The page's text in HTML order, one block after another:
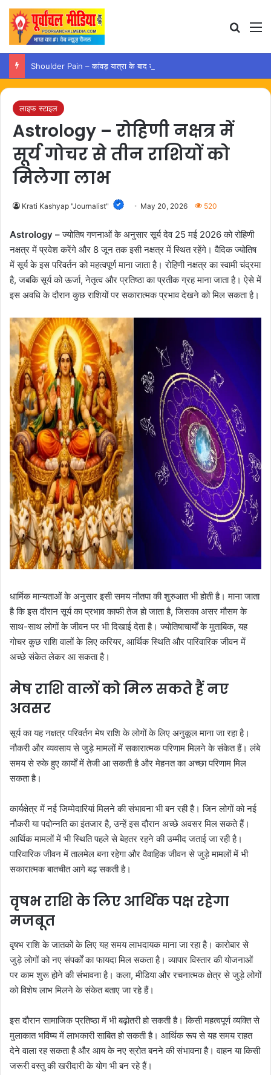
लाइफ स्टाइल
Astrology – रोहिणी नक्षत्र में
सूर्य गोचर से तीन राशियों को
मिलेगा लाभ
Krati Kashyap "Journalist" May 20, 2026 520
Astrology –ज्योतिष गणनाओं के अनुसार सूर्य देव 25 मई 2026 को रोहिणी
नक्षत्र में प्रवेश करेंगे और 8 जून तक इसी नक्षत्र में स्थित रहेंगे। वैदिक ज्योतिष
में सूर्य के इस परिवर्तन को महत्वपूर्ण माना जाता है। रोहिणी नक्षत्र का स्वामी चंद्रमा
है, जबकि सूर्य को ऊर्जा, नेतृत्व और प्रतिष्ठा का प्रतीक ग्रह माना जाता है। ऐसे में
इस अवधि के दौरान कुछ राशियों पर सकारात्मक प्रभाव देखने को मिल सकता है।
धार्मिक मान्यताओं के अनुसार इसी समय नौतपा की शुरुआत भी होती है। माना जाता
है कि इस दौरान सूर्य का प्रभाव काफी तेज हो जाता है, जिसका असर मौसम के
साथ-साथ लोगों के जीवन पर भी दिखाई देता है। ज्योतिषाचार्यों के मुताबिक, यह
गोचर कुछ राशि वालों के लिए करियर, आर्थिक स्थिति और पारिवारिक जीवन में
अच्छे संकेत लेकर आ सकता है।
मेष राशि वालों को मिल सकते हैं नए
अवसर
सूर्य का यह नक्षत्र परिवर्तन मेष राशि के लोगों के लिए अनुकूल माना जा रहा है।
नौकरी और व्यवसाय से जुड़े मामलों में सकारात्मक परिणाम मिलने के संकेत हैं। लंबे
समय से रुके हुए कार्यों में तेजी आ सकती है और मेहनत का अच्छा परिणाम मिल
सकता है।
कार्यक्षेत्र में नई जिम्मेदारियां मिलने की संभावना भी बन रही है। जिन लोगों को नई
नौकरी या पदोन्नति का इंतजार है, उन्हें इस दौरान अच्छे अवसर मिल सकते हैं।
आर्थिक मामलों में भी स्थिति पहले से बेहतर रहने की उम्मीद जताई जा रही है।
पारिवारिक जीवन में तालमेल बना रहेगा और वैवाहिक जीवन से जुड़े मामलों में भी
सकारात्मक बातचीत आगे बढ़ सकती है।
वृषभ राशि के लिए आर्थिक पक्ष रहेगा
मजबूत
वृषभ राशि के जातकों के लिए यह समय लाभदायक माना जा रहा है। कारोबार से
जुड़े लोगों को नए संपर्कों का फायदा मिल सकता है। व्यापार विस्तार की योजनाओं
पर काम शुरू होने की संभावना है। कला, मीडिया और रचनात्मक क्षेत्र से जुड़े लोगों
को विशेष लाभ मिलने के संकेत बताए जा रहे हैं।
इस दौरान सामाजिक प्रतिष्ठा में भी बढ़ोतरी हो सकती है। किसी महत्वपूर्ण व्यक्ति से
मुलाकात भविष्य में लाभकारी साबित हो सकती है। आर्थिक रूप से यह समय राहत
देने वाला रह सकता है और आय के नए स्रोत बनने की संभावना है। वाहन या किसी
जरूरी वस्तु की खरीदारी के योग भी बन रहे हैं।